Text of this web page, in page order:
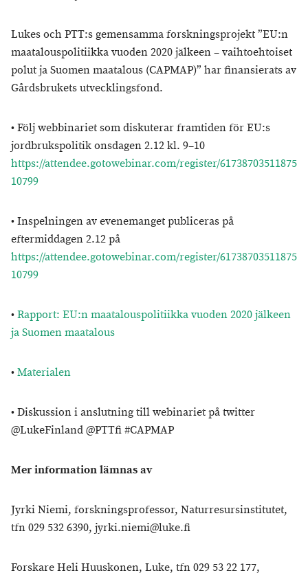
Lukes och PTT:s gemensamma forskningsprojekt ”EU:n
maatalouspolitiikka vuoden 2020 jälkeen – vaihtoehtoiset
polut ja Suomen maatalous (CAPMAP)” har finansierats av
Gårdsbrukets utvecklingsfond.
• Följ webbinariet som diskuterar framtiden för EU:s
jordbrukspolitik onsdagen 2.12 kl. 9–10
https://attendee.gotowebinar.com/register/61738703511875
10799
• Inspelningen av evenemanget publiceras på
eftermiddagen 2.12 på
https://attendee.gotowebinar.com/register/61738703511875
10799
•Rapport: EU:n maatalouspolitiikka vuoden 2020 jälkeen
ja Suomen maatalous
•Materialen
• Diskussion i anslutning till webinariet på twitter
@LukeFinland @PTTfi #CAPMAP
Mer information lämnas av
Jyrki Niemi, forskningsprofessor, Naturresursinstitutet,
tfn 029 532 6390, jyrki.niemi@luke.fi
Forskare Heli Huuskonen, Luke, tfn 029 53 22 177,